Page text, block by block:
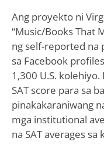
Ang proyekto ni
“Music/Books That
ng self-reported na
sa Facebook
1,300 U.S.
SAT score para sa
pinakakaraniwang
mga institutional
na SAT averages